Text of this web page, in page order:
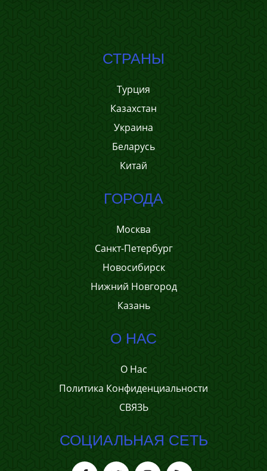
СТРАНЫ
Турция
Казахстан
Украина
Беларусь
Китай
ГОРОДА
Москва
Санкт-Петербург
Новосибирск
Нижний Новгород
Казань
О НАС
О Нас
Политика Конфиденциальности
СВЯЗЬ
СОЦИАЛЬНАЯ СЕТЬ